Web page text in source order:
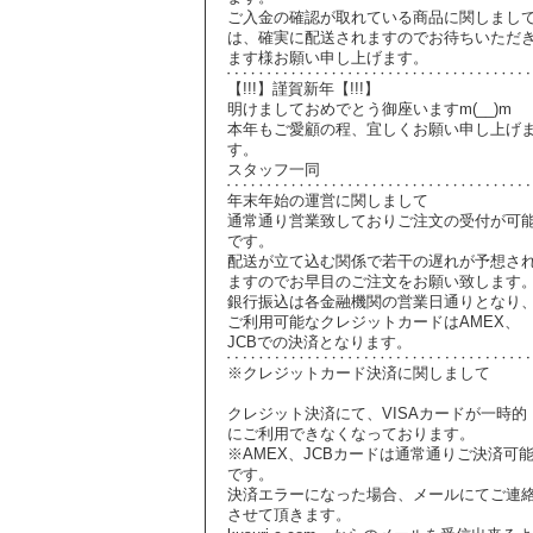
ご入金の確認が取れている商品に関しまし
は、確実に配送されますのでお待ちいただき
ます様お願い申し上げます。
【!!!】謹賀新年【!!!】
明けましておめでとう御座いますm(__)m
本年もご愛顧の程、宜しくお願い申し上げま
す。
スタッフ一同
年末年始の運営に関しまして
通常通り営業致しておりご注文の受付が可
です。
配送が立て込む関係で若干の遅れが予想さ
ますのでお早目のご注文をお願い致します。
銀行振込は各金融機関の営業日通りとなり、
ご利用可能なクレジットカードはAMEX、
JCBでの決済となります。
※クレジットカード決済に関しまして
クレジット決済にて、VISAカードが一時的
にご利用できなくなっております。
※AMEX、JCBカードは通常通りご決済可能
です。
決済エラーになった場合、メールにてご連
させて頂きます。